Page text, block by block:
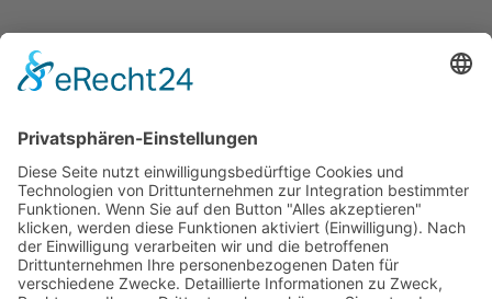
Chorleiter folgender Chöre:
Köln / Germany
INTERNATIONAL BAPTIST CHURCH CHOIR
At the International Baptist Church /
Rheinaustraße
Köln / Germany
NEW LIFE FELLOWSHIP MASS CHOIR